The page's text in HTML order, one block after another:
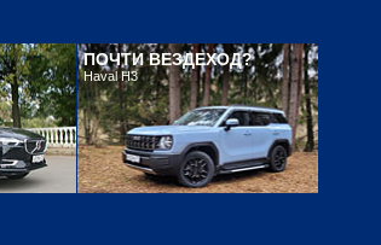
ПОЧТИ ВЕЗДЕХОД?
Haval H3